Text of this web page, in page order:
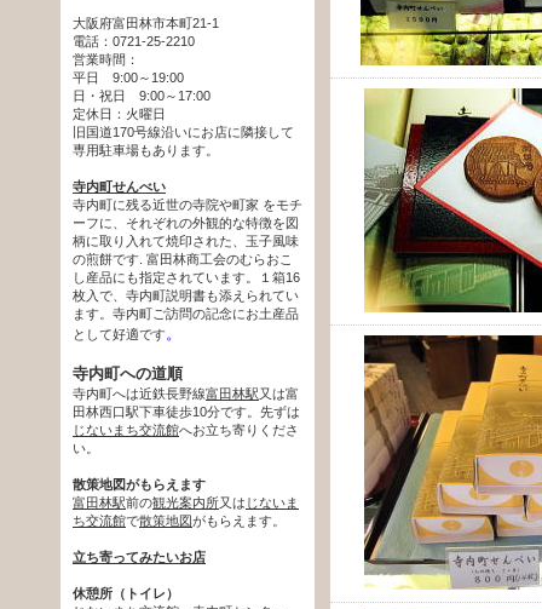
大阪府富田林市本町21-1
電話：0721-25-2210
営業時間：
平日 9:00～19:00
日・祝日 9:00～17:00
定休日：火曜日
旧国道170号線沿いにお店に隣接して
専用駐車場もあります。
寺内町せんべい
寺内町に残る近世の寺院や町家 をモチ
ーフに、それぞれの外観的な特徴を図
柄に取り入れて焼印された、玉子風味
の煎餅です. 富田林商工会のむらおこ
し産品にも指定されています。１箱16
枚入で、寺内町説明書も添えられてい
ます。寺内町ご訪問の記念にお土産品
として好適です。
寺内町への道順
寺内町へは近鉄長野線富田林駅又は富
田林西口駅下車徒歩10分です。先ずは
じないまち交流館へお立ち寄りくださ
い。
散策地図がもらえます
富田林駅前の観光案内所又は じないま
ち交流館で散策地図がもらえます。
立ち寄ってみたいお店
休憩所（トイレ）